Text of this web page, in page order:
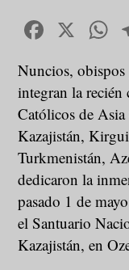
X
Nuncios,
integran la recién
Católicos de Asia
Kazajistán,
Turkmenistán,
dedicaron la
pasado 1 de
el Santuario
Kazajistán, en